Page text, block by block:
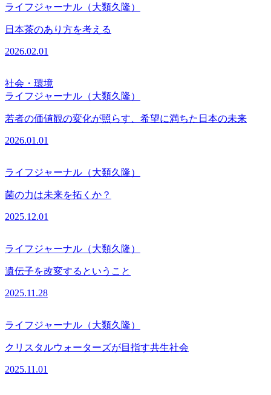
ライフジャーナル（大類久隆）
日本茶のあり方を考える
2026.02.01
社会・環境
ライフジャーナル（大類久隆）
若者の価値観の変化が照らす、希望に満ちた日本の未来
2026.01.01
ライフジャーナル（大類久隆）
菌の力は未来を拓くか？
2025.12.01
ライフジャーナル（大類久隆）
遺伝子を改変するということ
2025.11.28
ライフジャーナル（大類久隆）
クリスタルウォーターズが目指す共生社会
2025.11.01